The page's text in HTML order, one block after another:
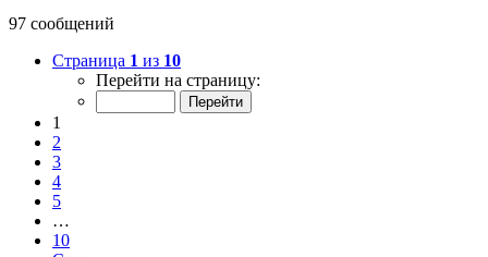
97 сообщений
Страница 1 из 10
Перейти на страницу:
1
2
3
4
5
…
10